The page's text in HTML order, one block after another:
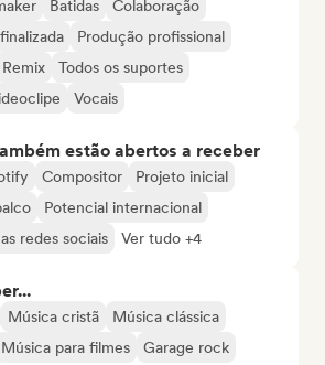
Batidas
Colaboração
Produção profissional
Remix
Todos os suportes
Vocais
estão abertos a receber
Compositor
Projeto inicial
Potencial internacional
redes sociais
Ver tudo +4
Música cristã
Música clássica
Música para filmes Garage rock